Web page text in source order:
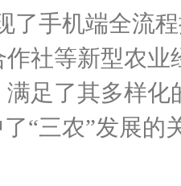
手机端全流程
社等新型农
足了其多样
“三农”发展